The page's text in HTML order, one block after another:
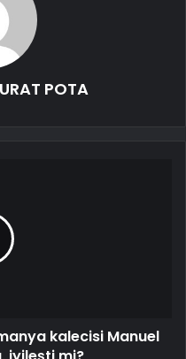
POTA
kalecisi Manuel